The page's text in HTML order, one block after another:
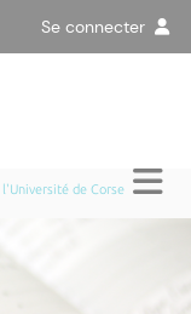
Se connecter
de Corse